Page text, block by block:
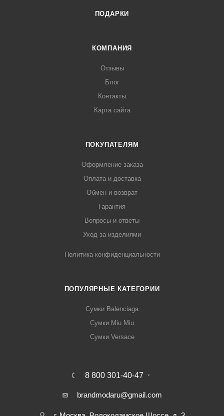
ПОДАРКИ
КОМПАНИЯ
Отзывы
Блог
Контакты
Карта сайта
ПОКУПАТЕЛЯМ
Оформление заказа
Оплата и доставка
Обмен и возврат
Гарантия
Вопросы и ответы
Уход за изделиями
Политика конфиденциальности
ПОПУЛЯРНЫЕ КАТЕГОРИИ
Сумки Balenciaga
Сумки Miu Miu
Сумки Versace
8 800 301-40-47
brandmodaru@gmail.com